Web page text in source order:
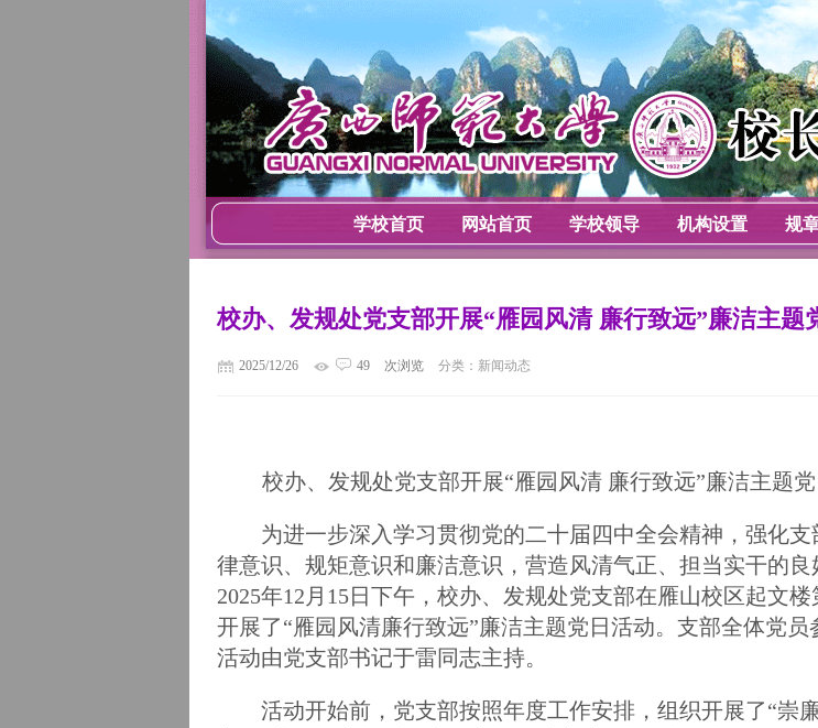
学校首页 网站首页 学校领导 机构设置 规
校办、发规处党支部开展“雁园风清 廉行致远”廉洁主题
2025/12/26 49 次浏览 分类：新闻动态
校办、发规处党支部开展“雁园风清 廉行致远”廉洁主题
为进一步深入学习贯彻党的二十届四中全会精神，强化
律意识、规矩意识和廉洁意识，营造风清气正、担当实干的良
2025年12月15日下午，校办、发规处党支部在雁山校区起文
开展了“雁园风清廉行致远”廉洁主题党日活动。支部全体党员
活动由党支部书记于雷同志主持。
活动开始前，党支部按照年度工作安排，组织开展了“崇